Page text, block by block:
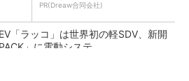
PR(Dreaw合同会社)
「ラッコ」は世界初の軽SDV、新開
」に電動システ...